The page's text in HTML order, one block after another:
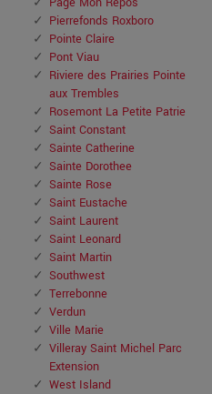
Pierrefonds Roxboro
Pointe Claire
Pont Viau
Riviere des Prairies Pointe
aux Trembles
Rosemont La Petite Patrie
Saint Constant
Sainte Catherine
Sainte Dorothee
Sainte Rose
Saint Eustache
Saint Laurent
Saint Leonard
Saint Martin
Southwest
Terrebonne
Verdun
Ville Marie
Villeray Saint Michel Parc
Extension
West Island